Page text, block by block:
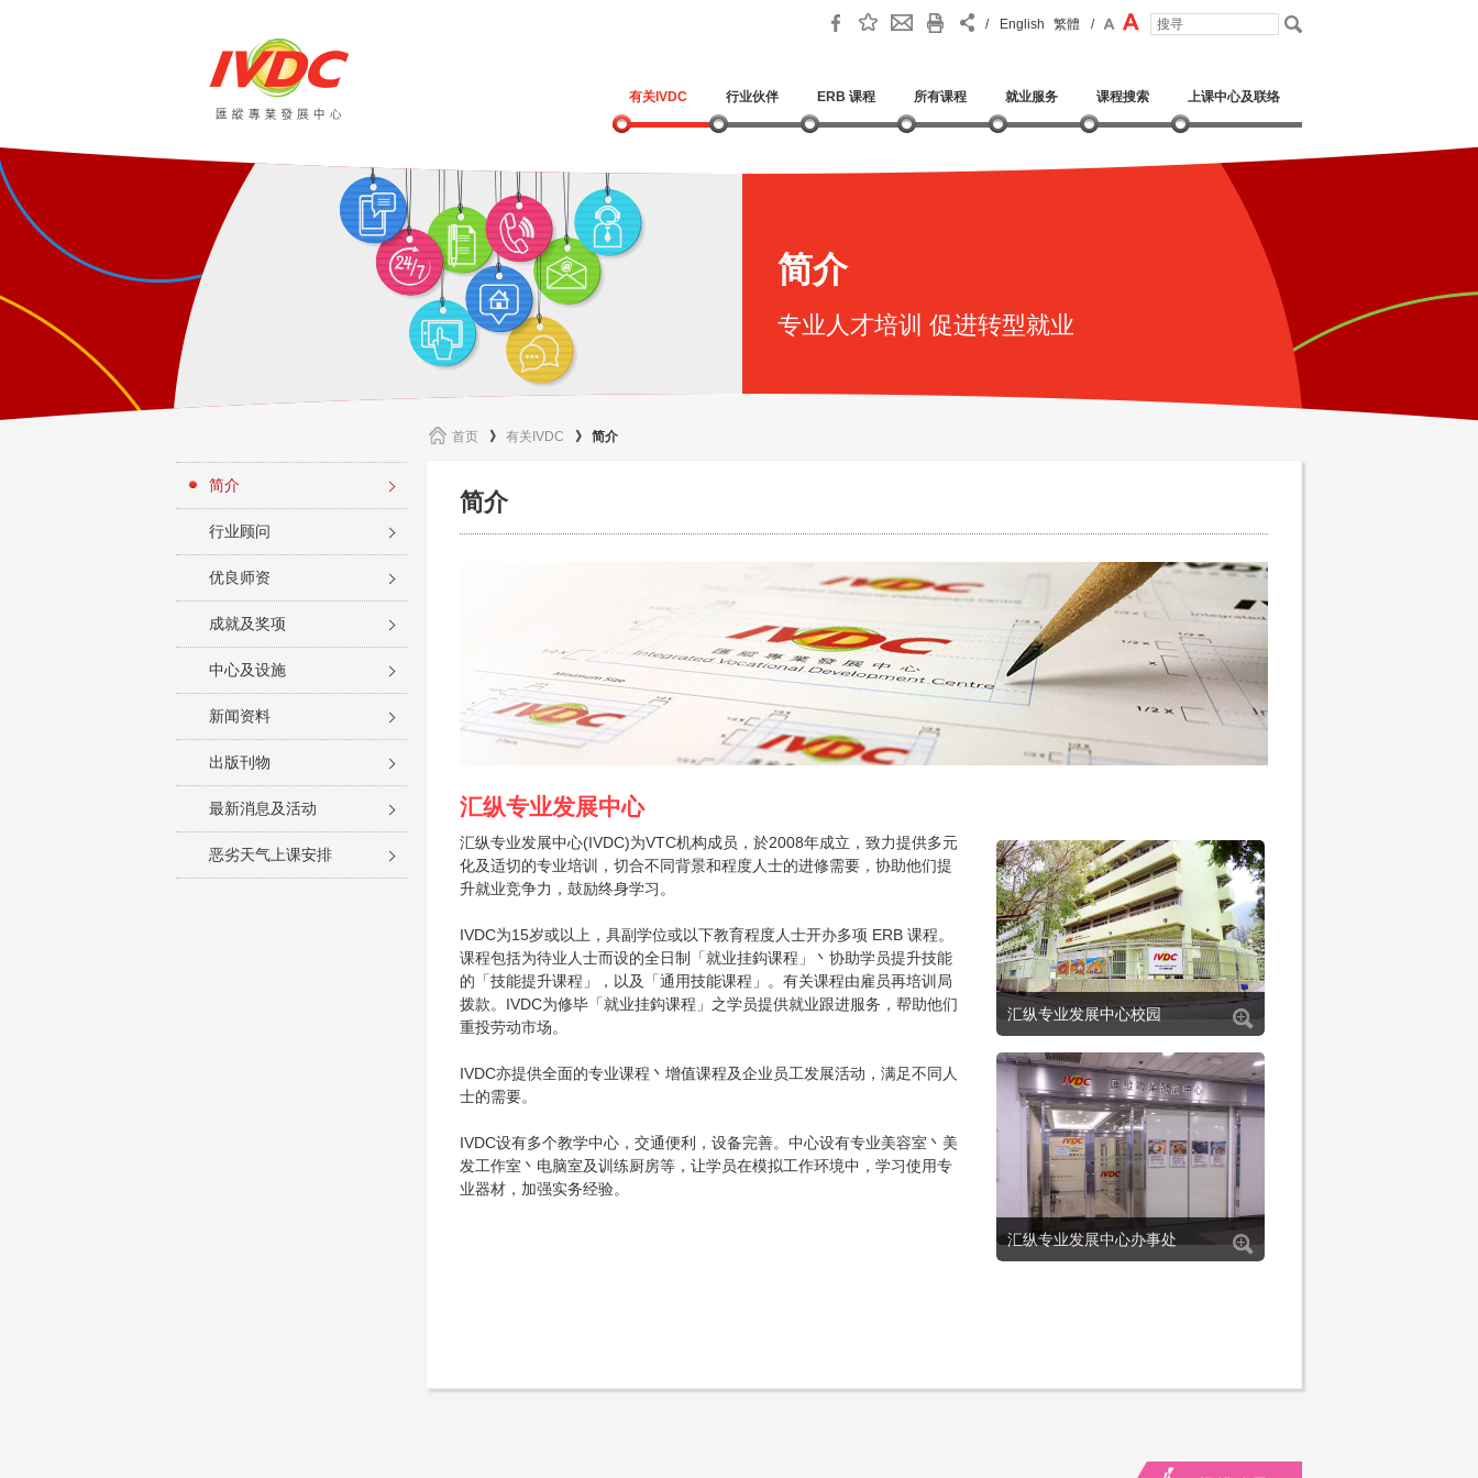
/ English 繁體 /
有关IVDC 行业伙伴 ERB 课程 所有课程 就业服务 课程搜索 上课中心及联络
简介
专业人才培训 促进转型就业
首页 》 有关IVDC 》 简介
简介
行业顾问
优良师资
成就及奖项
中心及设施
新闻资料
出版刊物
最新消息及活动
恶劣天气上课安排
简介
汇纵专业发展中心
汇纵专业发展中心(IVDC)为VTC机构成员，於2008年成立，致力提供多元
化及适切的专业培训，切合不同背景和程度人士的进修需要，协助他们提
升就业竞争力，鼓励终身学习。
IVDC为15岁或以上，具副学位或以下教育程度人士开办多项 ERB 课程。
课程包括为待业人士而设的全日制「就业挂鈎课程」丶协助学员提升技能
的「技能提升课程」，以及「通用技能课程」。有关课程由雇员再培训局
拨款。IVDC为修毕「就业挂鈎课程」之学员提供就业跟进服务，帮助他们
重投劳动市场。
IVDC亦提供全面的专业课程丶增值课程及企业员工发展活动，满足不同人
士的需要。
IVDC设有多个教学中心，交通便利，设备完善。中心设有专业美容室丶美
发工作室丶电脑室及训练厨房等，让学员在模拟工作环境中，学习使用专
业器材，加强实务经验。
汇纵专业发展中心校园
汇纵专业发展中心办事处